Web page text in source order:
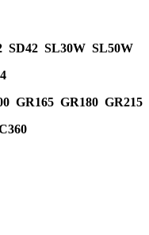
SD42 SL30W SL50W
GR165 GR180 GR215